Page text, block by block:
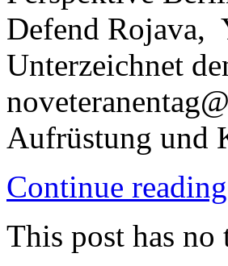
Defend Rojava,
Unterzeichnet
Aufrüstung und
Continue
This post has no